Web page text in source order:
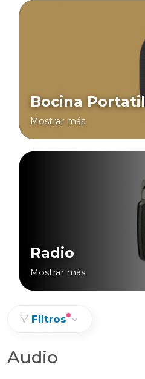
Bocina Portatil
Mostrar más
Radio
Mostrar más
Filtros
Audio